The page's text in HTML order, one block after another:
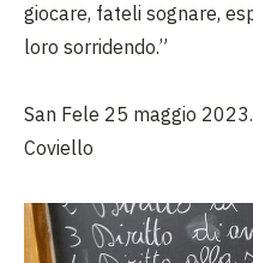
giocare, fateli sognare,
loro sorridendo.”
San Fele 25
Coviello